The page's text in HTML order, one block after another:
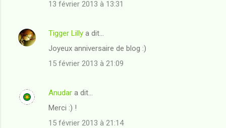
13 février 2013 à 13:31
Tigger Lilly a dit…
Joyeux anniversaire de blog :)
15 février 2013 à 21:09
Anudar a dit…
Merci :) !
15 février 2013 à 21:14